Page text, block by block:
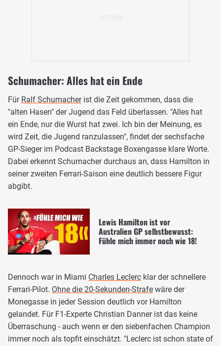
Schumacher: Alles hat ein Ende
Für Ralf Schumacherist die Zeit gekommen, dass die
"alten Hasen" der Jugend das Feld überlassen. "Alles hat
ein Ende, nur die Wurst hat zwei. Ich bin der Meinung, es
wird Zeit, die Jugend ranzulassen", findet der sechsfache
GP-Sieger im Podcast Backstage Boxengasse klare Worte.
Dabei erkennt Schumacher durchaus an, dass Hamilton in
seiner zweiten Ferrari-Saison eine deutlich bessere Figur
abgibt.
Lewis Hamilton ist vor
Australien GP selbstbewusst:
Fühle mich immer noch wie 18!
Dennoch war in Miami Charles Leclerc klar der schnellere
Ferrari-Pilot. Ohne die 20-Sekunden-Strafe wäre der
Monegasse in jeder Session deutlich vor Hamilton
gelandet. Für F1-Experte Christian Danner ist das keine
Überraschung - auch wenn er den siebenfachen Champion
immer noch als topfit einschätzt. "Leclerc ist schon state of